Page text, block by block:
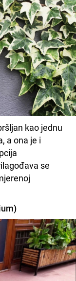
kao jednu
a ona je i
se